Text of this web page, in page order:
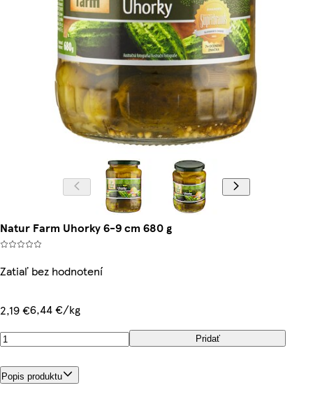
Natur Farm Uhorky 6-9 cm 680 g
Zatiaľ bez hodnotení
2,19 €6,44 €/kg
Pridať
Popis produktu